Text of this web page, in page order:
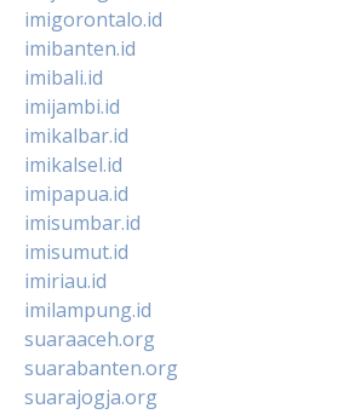
imigorontalo.id
imibanten.id
imibali.id
imijambi.id
imikalbar.id
imikalsel.id
imipapua.id
imisumbar.id
imisumut.id
imiriau.id
imilampung.id
suaraaceh.org
suarabanten.org
suarajogja.org